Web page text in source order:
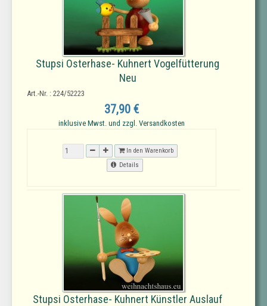
Stupsi Osterhase- Kuhnert Vogelfütterung
Neu
Art.-Nr. : 224/52223
37,90 €
inklusive Mwst. und zzgl. Versandkosten
In den Warenkorb
Details
Stupsi Osterhase- Kuhnert Künstler Auslauf